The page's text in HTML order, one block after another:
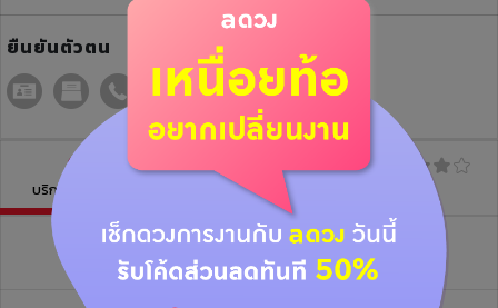
ยืนยันตัวตน
บริการฝากดวง บทความ
วิดีโอไลฟ์ย้อนหลัง